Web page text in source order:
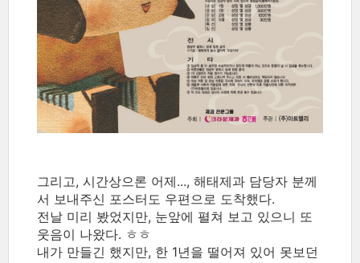
그리고, 시간상으론 어제..., 해태제과 담당자 분께
서 보내주신 포스터도 우편으로 도착했다.
전날 미리 봤었지만, 눈앞에 펼쳐 보고 있으니 또
웃음이 나왔다. ㅎㅎ
내가 만들긴 했지만, 한 1년을 떨어져 있어 못보던